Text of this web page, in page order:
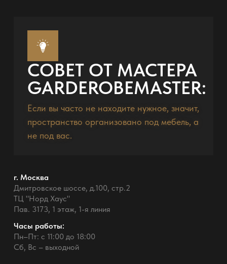
СОВЕТ ОТ МАСТЕРА
GARDEROBEMASTER:
Если вы часто не находите нужное, значит,
пространство организовано под мебель, а
не под вас.
г. Москва
Дмитровское шоссе, д.100, стр.2
ТЦ "Норд Хаус"
Пав. 3173, 1 этаж, 1-я линия
Часы работы:
Пн–Пт: с 11:00 до 18:00
Сб, Вс – выходной